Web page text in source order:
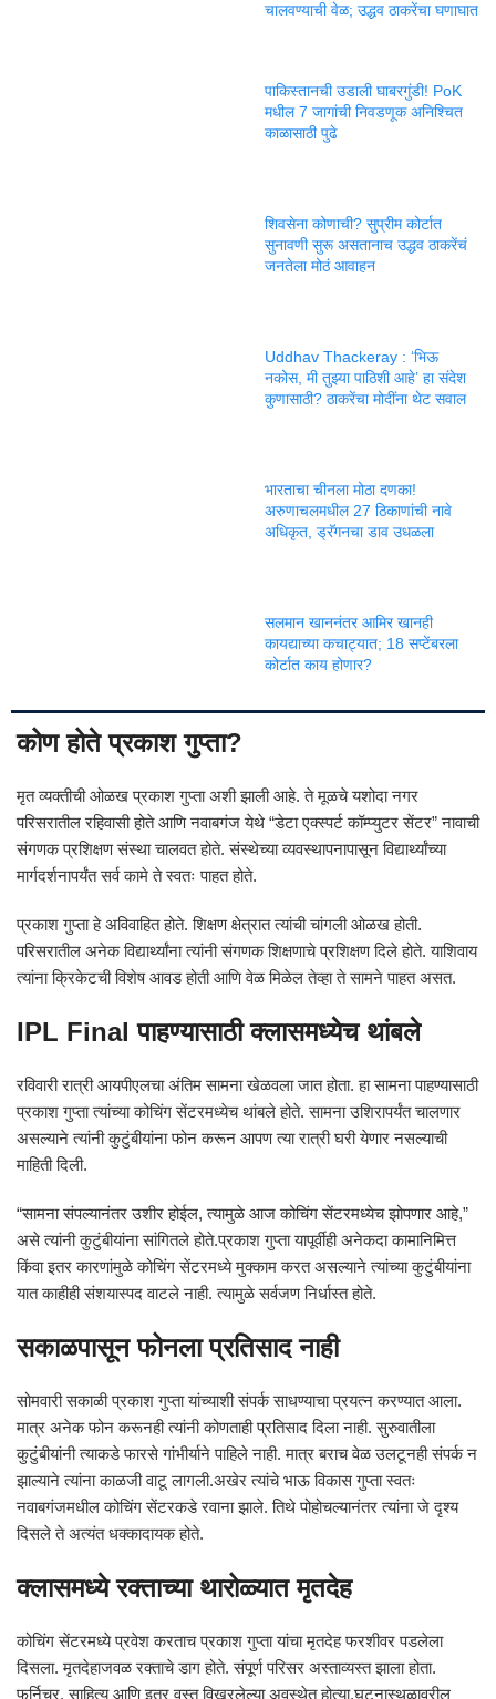
चालवण्याची वेळ; उद्धव ठाकरेंचा घणाघात
पाकिस्तानची उडाली घाबरगुंडी! PoK
मधील 7 जागांची निवडणूक अनिश्चित
काळासाठी पुढे
शिवसेना कोणाची? सुप्रीम कोर्टात
सुनावणी सुरू असतानाच उद्धव ठाकरेंचं
जनतेला मोठं आवाहन
Uddhav Thackeray : ‘भिऊ
नकोस, मी तुझ्या पाठिशी आहे’ हा संदेश
कुणासाठी? ठाकरेंचा मोदींना थेट सवाल
भारताचा चीनला मोठा दणका!
अरुणाचलमधील 27 ठिकाणांची नावे
अधिकृत, ड्रॅगनचा डाव उधळला
सलमान खाननंतर आमिर खानही
कायद्याच्या कचाट्यात; 18 सप्टेंबरला
कोर्टात काय होणार?
कोण होते प्रकाश गुप्ता?
मृत व्यक्तीची ओळख प्रकाश गुप्ता अशी झाली आहे. ते मूळचे यशोदा नगर
परिसरातील रहिवासी होते आणि नवाबगंज येथे “डेटा एक्स्पर्ट कॉम्प्युटर सेंटर” नावाची
संगणक प्रशिक्षण संस्था चालवत होते. संस्थेच्या व्यवस्थापनापासून विद्यार्थ्यांच्या
मार्गदर्शनापर्यंत सर्व कामे ते स्वतः पाहत होते.
प्रकाश गुप्ता हे अविवाहित होते. शिक्षण क्षेत्रात त्यांची चांगली ओळख होती.
परिसरातील अनेक विद्यार्थ्यांना त्यांनी संगणक शिक्षणाचे प्रशिक्षण दिले होते. याशिवाय
त्यांना क्रिकेटची विशेष आवड होती आणि वेळ मिळेल तेव्हा ते सामने पाहत असत.
IPL Final पाहण्यासाठी क्लासमध्येच थांबले
रविवारी रात्री आयपीएलचा अंतिम सामना खेळवला जात होता. हा सामना पाहण्यासाठी
प्रकाश गुप्ता त्यांच्या कोचिंग सेंटरमध्येच थांबले होते. सामना उशिरापर्यंत चालणार
असल्याने त्यांनी कुटुंबीयांना फोन करून आपण त्या रात्री घरी येणार नसल्याची
माहिती दिली.
“सामना संपल्यानंतर उशीर होईल, त्यामुळे आज कोचिंग सेंटरमध्येच झोपणार आहे,”
असे त्यांनी कुटुंबीयांना सांगितले होते.प्रकाश गुप्ता यापूर्वीही अनेकदा कामानिमित्त
किंवा इतर कारणांमुळे कोचिंग सेंटरमध्ये मुक्काम करत असल्याने त्यांच्या कुटुंबीयांना
यात काहीही संशयास्पद वाटले नाही. त्यामुळे सर्वजण निर्धास्त होते.
सकाळपासून फोनला प्रतिसाद नाही
सोमवारी सकाळी प्रकाश गुप्ता यांच्याशी संपर्क साधण्याचा प्रयत्न करण्यात आला.
मात्र अनेक फोन करूनही त्यांनी कोणताही प्रतिसाद दिला नाही. सुरुवातीला
कुटुंबीयांनी त्याकडे फारसे गांभीर्याने पाहिले नाही. मात्र बराच वेळ उलटूनही संपर्क न
झाल्याने त्यांना काळजी वाटू लागली.अखेर त्यांचे भाऊ विकास गुप्ता स्वतः
नवाबगंजमधील कोचिंग सेंटरकडे रवाना झाले. तिथे पोहोचल्यानंतर त्यांना जे दृश्य
दिसले ते अत्यंत धक्कादायक होते.
क्लासमध्ये रक्ताच्या थारोळ्यात मृतदेह
कोचिंग सेंटरमध्ये प्रवेश करताच प्रकाश गुप्ता यांचा मृतदेह फरशीवर पडलेला
दिसला. मृतदेहाजवळ रक्ताचे डाग होते. संपूर्ण परिसर अस्ताव्यस्त झाला होता.
फर्निचर, साहित्य आणि इतर वस्तू विखुरलेल्या अवस्थेत होत्या.घटनास्थळावरील